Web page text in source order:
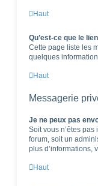
Haut
Qu’est-ce que le
Cette page liste les
quelques
Haut
Messagerie
Je ne peux pas
Soit vous n’êtes
forum, soit un
plus d’informations,
Haut